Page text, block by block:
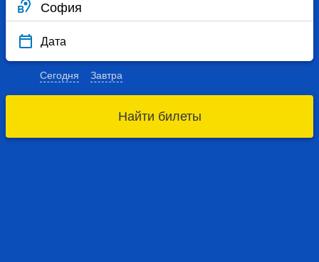
Дата
Сегодня Завтра
Найти билеты